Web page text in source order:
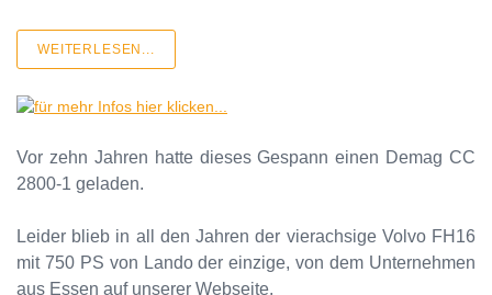
WEITERLESEN...
Vor zehn Jahren hatte dieses Gespann einen Demag CC
2800-1 geladen.
Leider blieb in all den Jahren der vierachsige Volvo FH16
mit 750 PS von Lando der einzige, von dem Unternehmen
aus Essen auf unserer Webseite.